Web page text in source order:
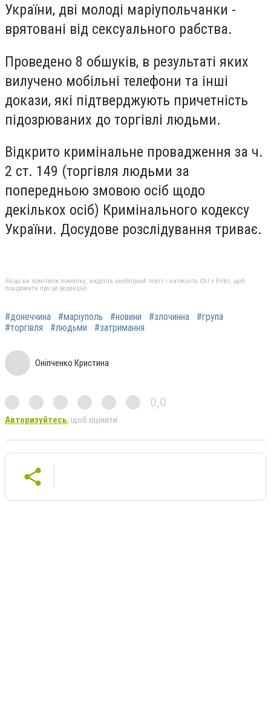
України, дві молоді маріупольчанки -
врятовані від сексуального рабства.
Проведено 8 обшуків, в результаті яких
вилучено мобільні телефони та інші
докази, які підтверджують причетність
підозрюваних до торгівлі людьми.
Відкрито кримінальне провадження за ч.
2 ст. 149 (торгівля людьми за
попередньою змовою осіб щодо
декількох осіб) Кримінального кодексу
України. Досудове розслідування триває.
Якщо ви помітили помилку, виділіть необхідний текст і натисніть Ctrl + Enter, щоб
повідомити про це редакцію
#донеччина #маріуполь #новини #злочинна
#група
#торгівля
#людьми #затримання
Оніпченко Кристина
0,0
Авторизуйтесь, щоб оцінити